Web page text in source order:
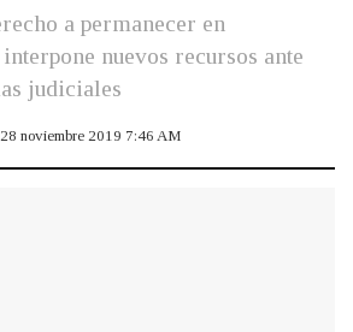
a permanecer en
nuevos recursos ante
judiciales
noviembre 2019 7:46 AM